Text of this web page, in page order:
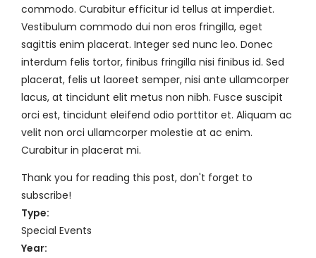
commodo. Curabitur efficitur id tellus at imperdiet.
Vestibulum commodo dui non eros fringilla, eget
sagittis enim placerat. Integer sed nunc leo. Donec
interdum felis tortor, finibus fringilla nisi finibus id. Sed
placerat, felis ut laoreet semper, nisi ante ullamcorper
lacus, at tincidunt elit metus non nibh. Fusce suscipit
orci est, tincidunt eleifend odio porttitor et. Aliquam ac
velit non orci ullamcorper molestie at ac enim.
Curabitur in placerat mi.
Thank you for reading this post, don't forget to
subscribe!
Type:
Special Events
Year: